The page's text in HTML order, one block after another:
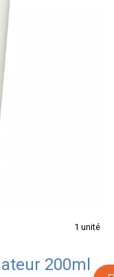
1 unité
200ml